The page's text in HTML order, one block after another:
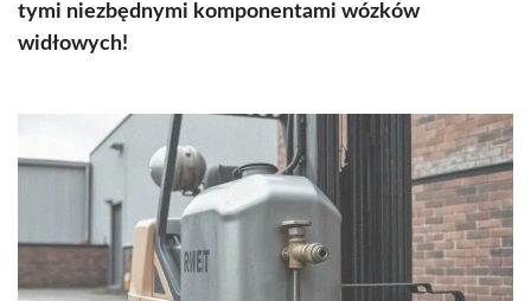
tymi niezbędnymi komponentami wózków
widłowych!